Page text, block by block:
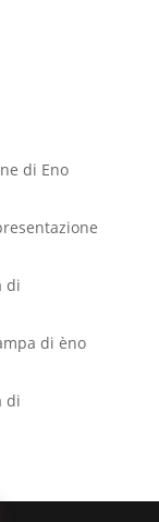
di Eno
di
di èno
di